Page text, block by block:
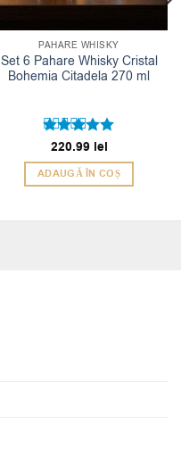
PAHARE WHISKY
Set 6 Pahare Whisky Cristal
Bohemia Citadela 270 ml
Evaluat la
5din 5
220.99 lei
ADAUGĂ ÎN COȘ